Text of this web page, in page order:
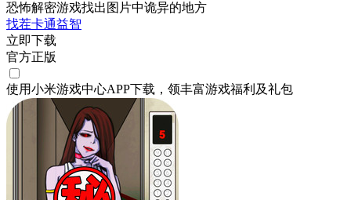
恐怖解密游戏找出图片中诡异的地方
找茬卡通益智
立即下载
官方正版
使用小米游戏中心APP下载 ，领丰富游戏福利 及礼包